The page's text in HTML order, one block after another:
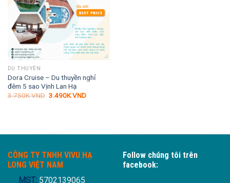
DU THUYỀN
Dora Cruise – Du thuyền nghỉ
đêm 5 sao Vịnh Lan Hạ
3.750KVND Giá
3.490KVNDGiá
CÔNG TY TNHH VIVU HẠ
LONG VIỆT NAM
MST: 5702139065
Follow chúng tôi trên
facebook: